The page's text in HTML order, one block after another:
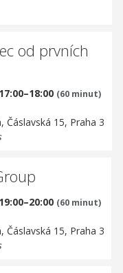
od prvních
(60 minut)
Čáslavská 15, Praha 3
(60 minut)
Čáslavská 15, Praha 3